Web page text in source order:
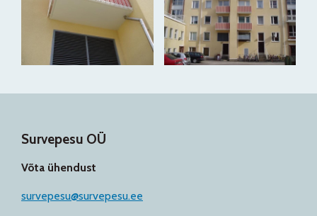
Survepesu OÜ
Võta ühendust
survepesu@survepesu.ee